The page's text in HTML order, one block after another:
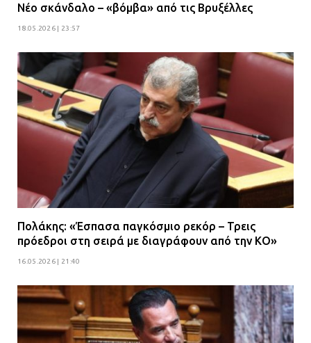
Νέο σκάνδαλο – «βόμβα» από τις Βρυξέλλες
18.05.2026 | 23:57
Πολάκης: «Έσπασα παγκόσμιο ρεκόρ – Τρεις
πρόεδροι στη σειρά με διαγράφουν από την ΚΟ»
16.05.2026 | 21:40